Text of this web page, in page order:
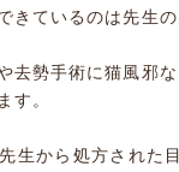
きているのは先生の
去勢手術に猫風邪
す。
生から処方された